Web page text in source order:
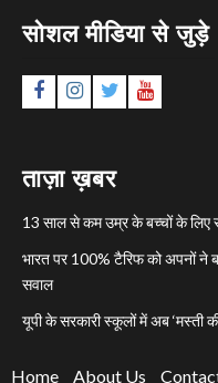
सोशल मीडिया से जुड़े
FacebookInstagram
TwitterYouTube
ताज़ा ख़बर
13 साल से कम उम्र के बच्चों के लिए
भारत पर 100% टैरिफ को अपनों ने
सवाल
यूपी के सरकारी स्कूलों में अब ‘मस्ती
Home About Us